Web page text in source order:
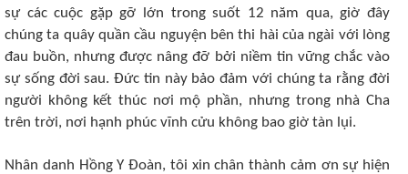
sự các cuộc gặp gỡ lớn trong suốt 12 năm qua, giờ đây
chúng ta quây quần cầu nguyện bên thi hài của ngài với lòng
đau buồn, nhưng được nâng đỡ bởi niềm tin vững chắc vào
sự sống đời sau. Đức tin này bảo đảm với chúng ta rằng đời
người không kết thúc nơi mộ phần, nhưng trong nhà Cha
trên trời, nơi hạnh phúc vĩnh cửu không bao giờ tàn lụi.
Nhân danh Hồng Y Đoàn, tôi xin chân thành cảm ơn sự hiện